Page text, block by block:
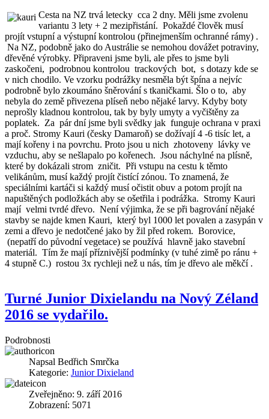
Cesta na NZ trvá letecky cca 2 dny. Měli jsme zvolenu
variantu 3 lety + 2 mezipřistání. Pokaždé člověk musí
projít vstupní a výstupní kontrolou (přinejmenším ochranné rámy) .
Na NZ, podobně jako do Austrálie se nemohou dovážet potraviny,
dřevěné výrobky. Připraveni jsme byli, ale přes to jsme byli
zaskočeni, podrobnou kontrolou trackových bot, s dotazy kde se
v nich chodilo. Ve vzorku podrážky nesměla být špína a nejvíc
podrobně bylo zkoumáno šněrování s tkaničkami. Šlo o to, aby
nebyla do země přivezena plíseň nebo nějaké larvy. Kdyby boty
neprošly kladnou kontrolou, tak by byly umyty a vyčištěny za
poplatek. Za pár dní jsme byli svědky jak funguje ochrana v praxi
a proč. Stromy Kauri (česky Damaroň) se dožívají 4 -6 tisíc let, a
mají kořeny i na povrchu. Proto jsou u nich zhotoveny lávky ve
vzduchu, aby se nešlapalo po kořenech. Jsou náchylné na plísně,
které by dokázali strom zničit. Při vstupu na cestu k těmto
velikánům, musí každý projít čistící zónou. To znamená, že
speciálními kartáči si každý musí očistit obuv a potom projít na
napuštěných podložkách aby se ošetřila i podrážka. Stromy Kauri
mají velmi tvrdé dřevo. Není výjimka, že se při bagrování nějaké
stavby se najde kmen Kauri, který byl 1000 let povalen a zasypán v
zemi a dřevo je nedotčené jako by žil před rokem. Borovice,
(nepatří do původní vegetace) se používá hlavně jako stavební
materiál. Tím že mají příznivější podmínky (v tuhé zimě po ránu +
4 stupně C.) rostou 3x rychleji než u nás, tím je dřevo ale měkčí .
Turné Junior Dixielandu na Nový Zéland
2016 se vydařilo.
Podrobnosti
Napsal Bedřich Smrčka
Kategorie: Junior Dixieland
Zveřejněno: 9. září 2016
Zobrazení: 5071